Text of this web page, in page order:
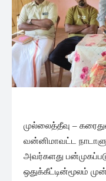
முல்லைத்தீவு –
வன்னிமாவட்ட
அவர்களது
ஒதுக்கீட்டின்மூலம்